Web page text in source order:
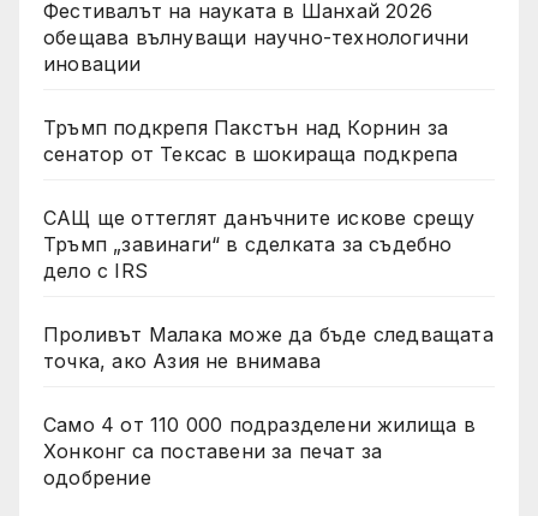
Фестивалът на науката в Шанхай 2026
обещава вълнуващи научно-технологични
иновации
Тръмп подкрепя Пакстън над Корнин за
сенатор от Тексас в шокираща подкрепа
САЩ ще оттеглят данъчните искове срещу
Тръмп „завинаги“ в сделката за съдебно
дело с IRS
Проливът Малака може да бъде следващата
точка, ако Азия не внимава
Само 4 от 110 000 подразделени жилища в
Хонконг са поставени за печат за
одобрение